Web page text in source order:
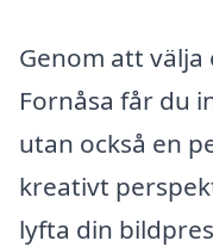
Genom att
Fornåsa får du
utan också en
kreativt
lyfta din